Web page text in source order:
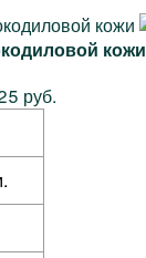
кожи
руб.